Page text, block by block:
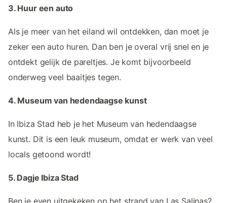
3. Huur een auto
Als je meer van het eiland wil ontdekken, dan moet je
zeker een auto huren. Dan ben je overal vrij snel en je
ontdekt gelijk de pareltjes. Je komt bijvoorbeeld
onderweg veel baaitjes tegen.
4. Museum van hedendaagse kunst
In Ibiza Stad heb je het Museum van hedendaagse
kunst. Dit is een leuk museum, omdat er werk van veel
locals getoond wordt!
5. Dagje Ibiza Stad
Ben je even uitgekeken op het strand van Las Salinas?